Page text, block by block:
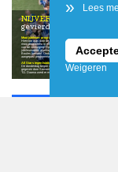
NIJVERDAL
gevierd met een volle
Mooi jubileum programma
Hiervoor was door de speciale jubileumcommissie een
mooi programma in elkaar was gedraaid voor alle lagen
van de vereniging. Op woensdag 10 juni werd de
jubileumweek afgetrapt met het jaarlijkse NKC ’51 Jeu de
Boules toernooi. Ondanks de hevige regenval en een iets
aangepast programma werd het weer een gezellige avond.
All Stars tegen huidige selectie
De donderdag begon met een mooie clinic voor de jeugd,
gegeven door Samantha Schorn en de selectie van NKC
‘51. Daarna werd er met heel veel leden een prachtige
te leggen
huidige
winnen, maar
actie te zien.
de nieuwe
gepresenteerd.
» Lees
Weigeren